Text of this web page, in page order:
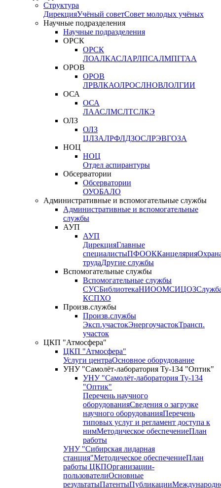
Структура
ДирекцияУчёный советСовет молодых учёных
Научные подразделения
Научные подразделения
ОРСК
ОРСК
ЛОАЛКАСЛАРЛПСАЛМПГГАА
ОРОВ
ОРОВ
ЛРВЛКАОЛРОСЛНОВЛОЛГИИ
ОСА
ОСА
ЛААСЛМСЛТСЛКЭ
ОЛЗ
ОЛЗ
ЦЛЗАЛРФЛДЗОСЛРЭВГОЗА
НОЦ
НОЦ
Отдел аспирантуры
Обсерватории
Обсерватории
ОУОБАЛО
Административные и вспомогательные службы
Административные и вспомогательные
службы
АУП
АУП
ДирекцияГлавные
специалистыПФООККанцелярия
трудаДругие службы
Вспомогательные службы
Вспомогательные службы
СУСБиблиотекаНИООМСИЦОЗ
КСПХО
Произв.службы
Произв.службы
Эксп.участокЭнергоучастокТрансп.
участок
ЦКП "Атмосфера"
ЦКП "Атмосфера"
Услуги центраОсновное оборудование
УНУ "Самолёт-лаборатория Ту-134 "Оптик"
УНУ "Самолёт-лаборатория Ту-134
"Оптик"
Перечень научного
оборудованияСведения о загрузке
научного оборудованияПеречень
типовых услуг и регламент доступа к
нимМетодическое обеспечениеПлан
работы
УНУ "Сибирская лидарная
станция"Методическое обеспечениеПлан
работы ЦКПОрганизации-
пользователиОсновные
результатыПатентыПубликации